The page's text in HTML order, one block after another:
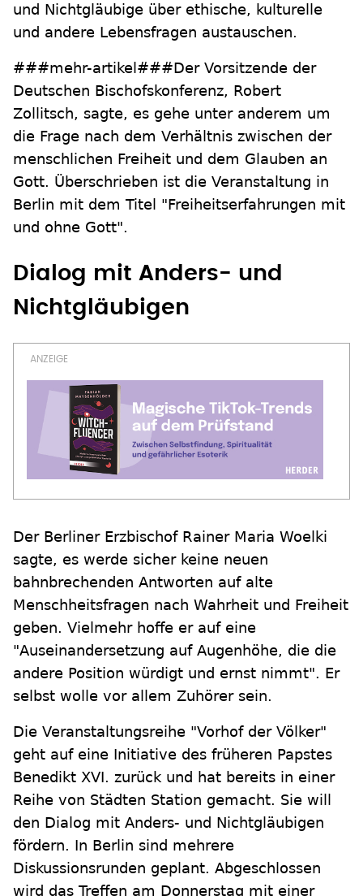
und Nichtgläubige über ethische, kulturelle
und andere Lebensfragen austauschen.
###mehr-artikel###Der Vorsitzende der
Deutschen Bischofskonferenz, Robert
Zollitsch, sagte, es gehe unter anderem um
die Frage nach dem Verhältnis zwischen der
menschlichen Freiheit und dem Glauben an
Gott. Überschrieben ist die Veranstaltung in
Berlin mit dem Titel "Freiheitserfahrungen mit
und ohne Gott".
Dialog mit Anders- und
Nichtgläubigen
Der Berliner Erzbischof Rainer Maria Woelki
sagte, es werde sicher keine neuen
bahnbrechenden Antworten auf alte
Menschheitsfragen nach Wahrheit und Freiheit
geben. Vielmehr hoffe er auf eine
"Auseinandersetzung auf Augenhöhe, die die
andere Position würdigt und ernst nimmt". Er
selbst wolle vor allem Zuhörer sein.
Die Veranstaltungsreihe "Vorhof der Völker"
geht auf eine Initiative des früheren Papstes
Benedikt XVI. zurück und hat bereits in einer
Reihe von Städten Station gemacht. Sie will
den Dialog mit Anders- und Nichtgläubigen
fördern. In Berlin sind mehrere
Diskussionsrunden geplant. Abgeschlossen
wird das Treffen am Donnerstag mit einer